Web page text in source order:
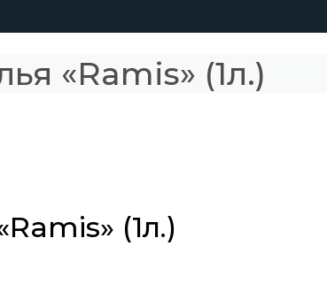
«Ramis» (1л.)
(1л.)